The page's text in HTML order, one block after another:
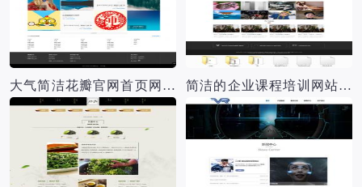
大气简洁花瓣官网首页网页模板 简洁的企业课程培训网站模板